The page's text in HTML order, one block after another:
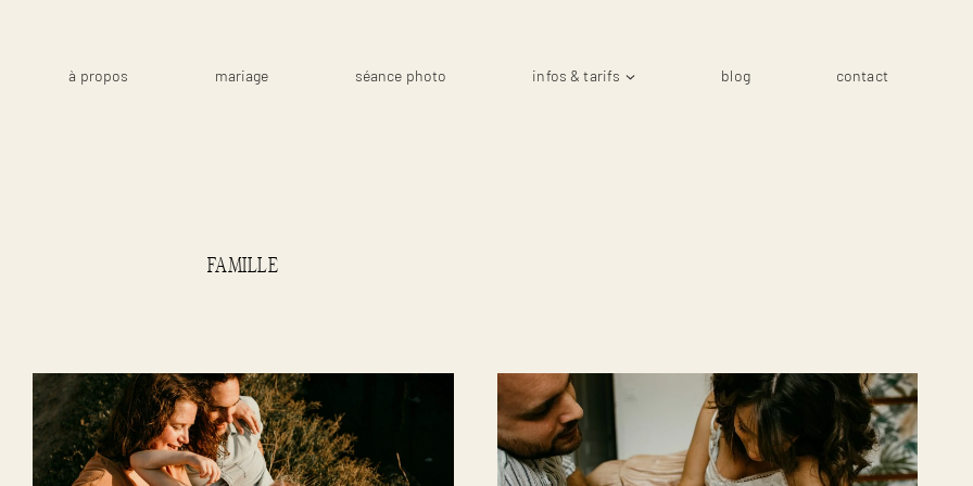
à propos mariage séance photo infos & tarifs blog contact
FAMILLE